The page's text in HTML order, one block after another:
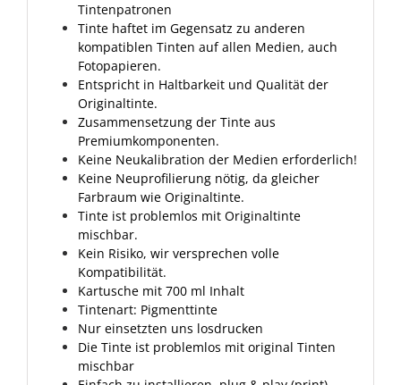
Tintenpatronen
Tinte haftet im Gegensatz zu anderen
kompatiblen Tinten auf allen Medien, auch
Fotopapieren.
Entspricht in Haltbarkeit und Qualität der
Originaltinte.
Zusammensetzung der Tinte aus
Premiumkomponenten.
Keine Neukalibration der Medien erforderlich!
Keine Neuprofilierung nötig, da gleicher
Farbraum wie Originaltinte.
Tinte ist problemlos mit Originaltinte
mischbar.
Kein Risiko, wir versprechen volle
Kompatibilität.
Kartusche mit 700 ml Inhalt
Tintenart: Pigmenttinte
Nur einsetzten uns losdrucken
Die Tinte ist problemlos mit original Tinten
mischbar